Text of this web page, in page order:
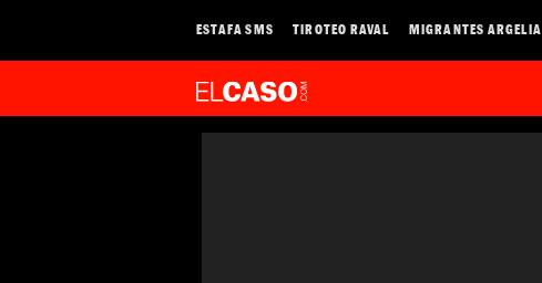
ESTAFA SMS TIROTEO RAVAL MIGRANTES ARGELIA